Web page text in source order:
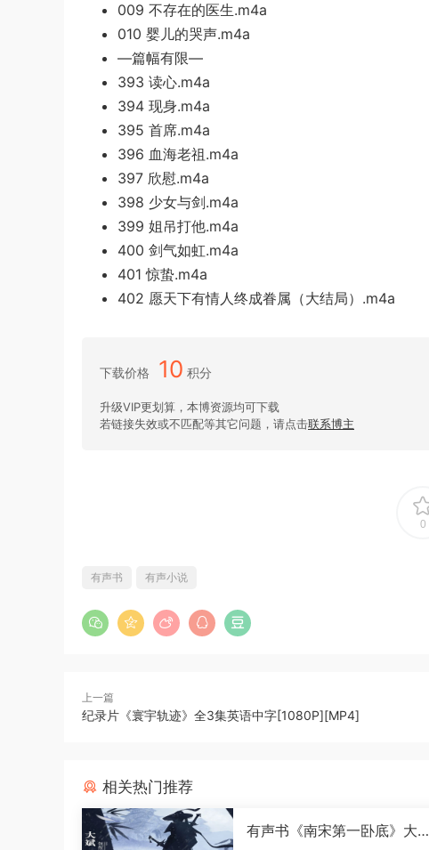
009 不存在的医生.m4a
010 婴儿的哭声.m4a
—篇幅有限—
393 读心.m4a
394 现身.m4a
395 首席.m4a
396 血海老祖.m4a
397 欣慰.m4a
398 少女与剑.m4a
399 姐吊打他.m4a
400 剑气如虹.m4a
401 惊蛰.m4a
402 愿天下有情人终成眷属（大结局）.m4a
下载价格 10 积分
升级VIP更划算，本博资源均可下载
若链接失效或不匹配等其它问题，请点击联系博主
0
有声书 有声小说
上一篇
纪录片《寰宇轨迹》全3集英语中字[1080P][MP4]
相关热门推荐
有声书《南宋第一卧底》大斌